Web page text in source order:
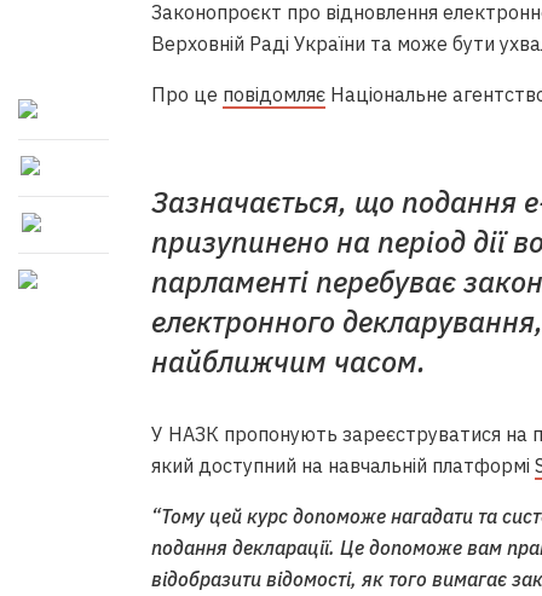
Законопроєкт про відновлення
Верховній Раді України та може бути
Про це повідомляє Національне
Зазначається, що подання
призупинено на період дії
парламенті перебуває
електронного
найближчим часом.
У НАЗК пропонують зареєструватися на
який доступний на навчальній платформі
“Тому цей курс допоможе нагадати та
подання декларації. Це допоможе вам
відобразити відомості, як того вимагає